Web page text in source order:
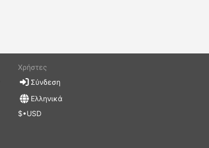
Χρήστες
Σύνδεση
Ελληνικά
$•USD